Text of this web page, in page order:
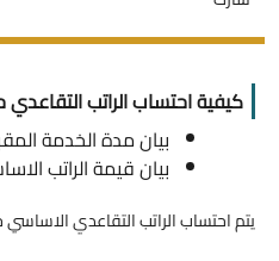
كيفية احتساب الراتب
بيان مدة الخدمة
بيان قيمة الراتب
يتم احتساب الراتب التقاعدي الاساسي